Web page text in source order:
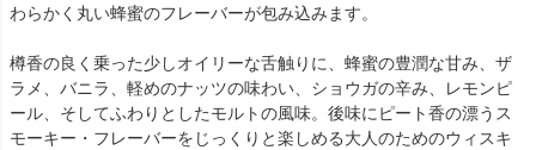
わらかく丸い蜂蜜のフレーバーが包み込みます。
樽香の良く乗った少しオイリーな舌触りに、蜂蜜の豊潤な甘み、ザ
ラメ、バニラ、軽めのナッツの味わい、ショウガの辛み、レモンピ
ール、そしてふわりとしたモルトの風味。後味にピート香の漂うス
モーキー・フレーバーをじっくりと楽しめる大人のためのウィスキ